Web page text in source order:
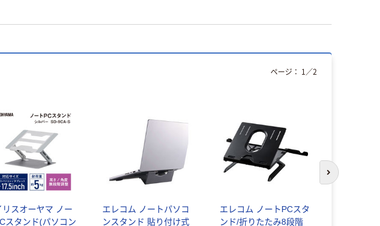
リスオーヤマ ノー
スタンド(パソコン
エレコム ノートパソコ
ンスタンド 貼り付け式
エレコム ノートPCスタ
ンド/折りたたみ8段階
ページ： 1 ／2
次のスライド